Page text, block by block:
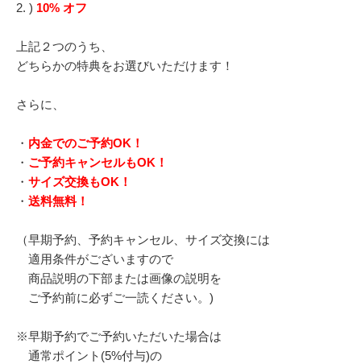
2. ) 10% オフ
上記２つのうち、
どちらかの特典をお選びいただけます！
さらに、
・ 内金でのご予約OK！
・ ご予約キャンセルもOK！
・ サイズ交換もOK！
・ 送料無料！
（早期予約、予約キャンセル、サイズ交換には
適用条件がございますので
商品説明の下部または画像の説明を
ご予約前に必ずご一読ください。)
※早期予約でご予約いただいた場合は
通常ポイント(5%付与)の